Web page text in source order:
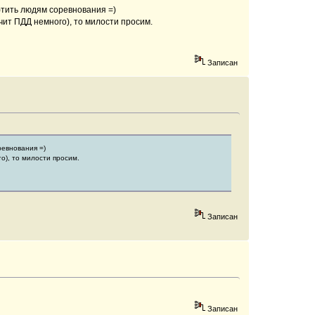
людям соревнования =)
ПДД немного), то милости просим.
Записан
=)
то милости просим.
Записан
Записан